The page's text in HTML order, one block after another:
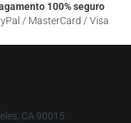
100% seguro
/ MasterCard / Visa
CA 90015